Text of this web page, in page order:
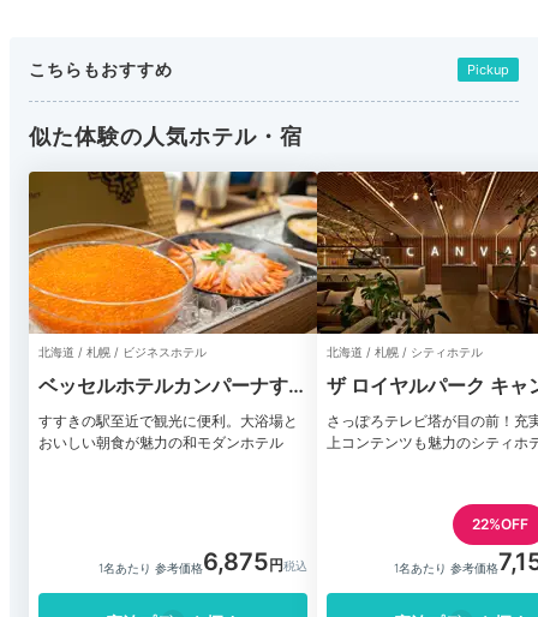
こちらもおすすめ Pickup
似た体験の人気ホテル・宿
北海道 / 札幌 / ビジネスホテル
ベッセルホテルカンパーナすす
きの
すすきの駅至近で観光に便利。大浴場と
おいしい朝食が魅力の和モダンホテル
1名あたり 参考価格6,875
北海道 / 札幌 / シティホテル
ザ ロイヤルパーク キャ
札幌大通公園
さっぽろテレビ塔が目の前！充
上コンテンツも魅力のシティホ
22%OFF
1名あたり 参考価格